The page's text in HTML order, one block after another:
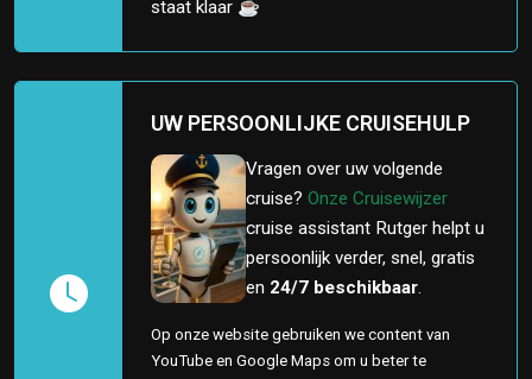
staat klaar ☕
UW PERSOONLIJKE CRUISEHULP
Vragen over uw volgende
cruise? Onze Cruisewijzer
cruise assistant Rutger helpt u
persoonlijk verder, snel, gratis
en 24/7 beschikbaar.
Op onze website gebruiken we content van
YouTube en Google Maps om u beter te